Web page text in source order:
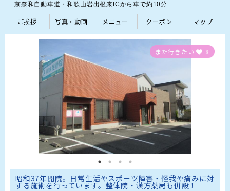
京奈和自動車道・和歌山岩出根来ICから車で約10分
ご挨拶 写真・動画 メニュー クーポン マップ
また行きたい 8
昭和37年開院。日常生活やスポーツ障害・怪我や痛みに対
する施術を行っています。整体院・漢方薬局も併設！